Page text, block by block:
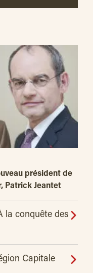
président de
Patrick Jeantet
la conquête des
Capitale